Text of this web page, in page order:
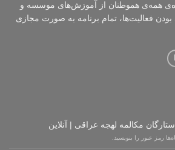
همه‌ی هموطنان از آموزش‌های موسسه و
فعالیت‌ها، تمام برنامه به صورت مجازی
مکالمه لهجه عراقی | آنلاین
رمز عبور را بنویسید.